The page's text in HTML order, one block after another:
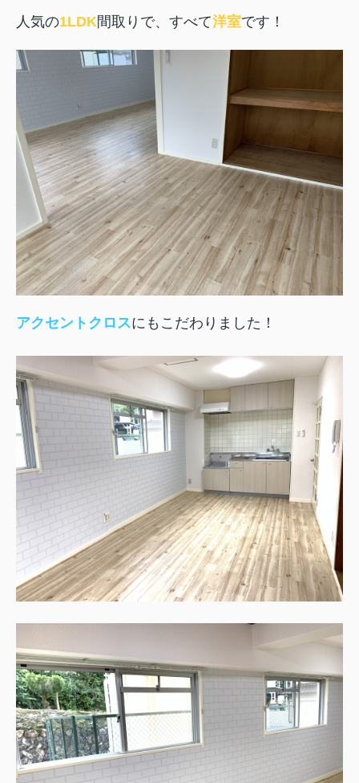
人気の1LDK間取りで、すべて洋室です！
アクセントクロスにもこだわりました！